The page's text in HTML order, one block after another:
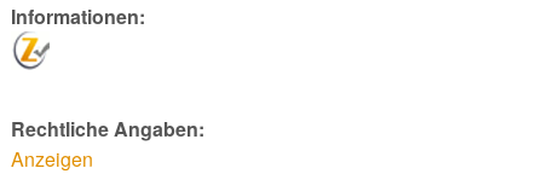
Informationen:
Rechtliche Angaben:
Anzeigen